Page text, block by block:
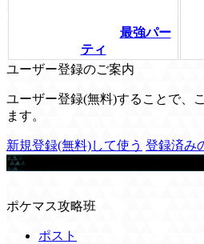
最強パー
ティ
ユーザー登録のご案内
ユーザー登録(無料)することで、
ます。
新規登録(無料)して使う 登録済み
この記事を書いた人
ポケマス攻略班
ポスト